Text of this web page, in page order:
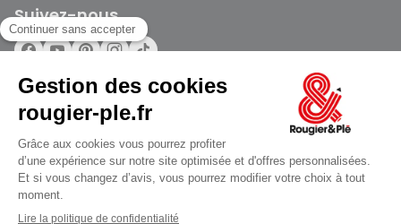
Suivez-nous
Rougier et Plé 2024 Copyright
Mentions légales